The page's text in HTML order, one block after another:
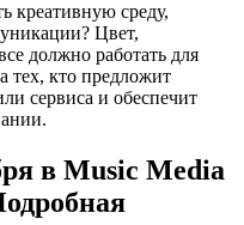
креативную среду,
Цвет,
должно работать для
тех, кто предложит
сервиса и обеспечит
в Music Media